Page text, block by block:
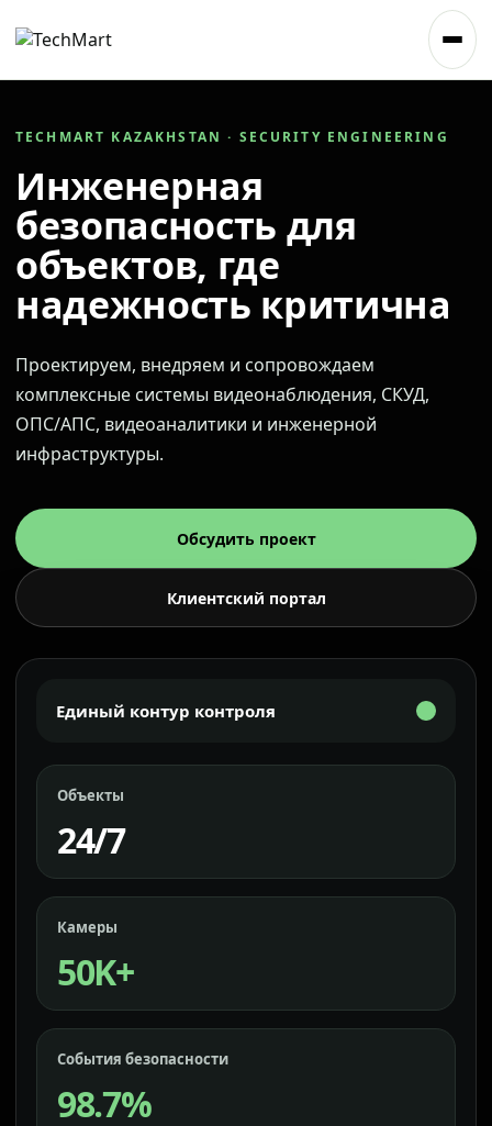
TECHMART KAZAKHSTAN · SECURITY ENGINEERING
Инженерная
безопасность для
объектов, где
надежность критична
Проектируем, внедряем и сопровождаем
комплексные системы видеонаблюдения, СКУД,
ОПС/АПС, видеоаналитики и инженерной
инфраструктуры.
Обсудить проект
Клиентский портал
Единый контур контроля
Объекты
24/7
Камеры
50K+
События безопасности
98.7%